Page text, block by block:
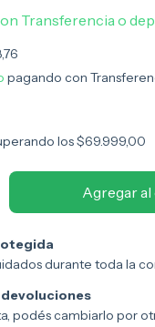
Transferencia o
pagando con
los$69.999,00
durante toda la
podés cambiarlo por